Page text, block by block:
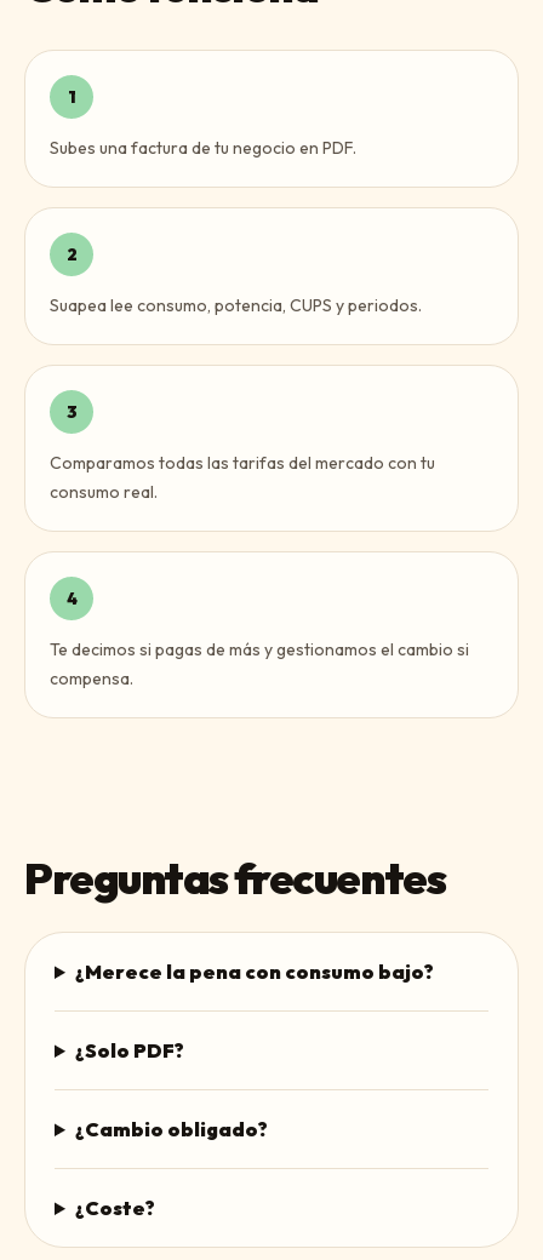
1
Subes una factura de tu negocio en PDF.
2
Suapea lee consumo, potencia, CUPS y periodos.
3
Comparamos todas las tarifas del mercado con tu
consumo real.
4
Te decimos si pagas de más y gestionamos el cambio si
compensa.
Preguntas frecuentes
¿Merece la pena con consumo bajo?
¿Solo PDF?
¿Cambio obligado?
¿Coste?